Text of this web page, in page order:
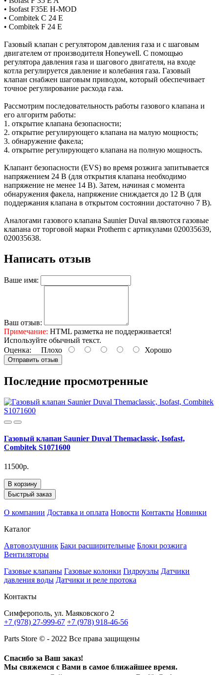
• Isofast F35E H-MOD
• Combitek C 24 E
• Combitek F 24 E
Газовый клапан с регулятором давления газа и с шаговым
двигателем от производителя Honeywell. С помощью
регулятора давления газа и шагового двигателя, на входе
котла регулируется давление и колебания газа. Газовый
клапан снабжен шаговым приводом, который обеспечивает
точное регулирование расхода газа.
Рассмотрим последовательность работы газового клапана и
его алгоритм работы:
1. открытие клапана безопасности;
2. открытие регулирующего клапана на малую мощность;
3. обнаружение факела;
4. открытие регулирующего клапана на полную мощность.
Клапант безопасности (EVS) во время розжига запитывается
напряжением 24 В (для открытия клапана необходимо
напряжение не менее 14 В). Затем, начиная с момента
обнаружения факела, напряжение сниждается до 12 В (для
поддержания клапана в открытом состоянии достаточно 7 В).
Аналогами газового клапана Saunier Duval являются газовые
клапана от торговой марки Protherm c артикулами 020035639,
020035638.
Написать отзыв
Ваше имя:
Ваш отзыв:
Примечание: HTML разметка не поддерживается!
Используйте обычный текст.
Оценка: Плохо Хорошо
Отправить отзыв
Последние просмотренные
Газовый клапан Saunier Duval Themaclassic, Isofast,
Combitek S1071600
11500р.
В корзину
Быстрый заказ
О компании Доставка и оплата Новости Контакты Новинки
Каталог
Автовоздушник Баки расширительные Блоки розжига
Вентиляторы
Газовые клапаны Газовые колонки Гидроузлы Датчики
давления воды Датчики и реле протока
Контакты
Симферополь, ул. Маяковского 2
+7 (978) 27-999-67 +7 (978) 918-46-56
Parts Store © - 2022 Все права защищены
Спасибо за Ваш заказ!
Мы свяжемся с Вами в самое ближайшее время.